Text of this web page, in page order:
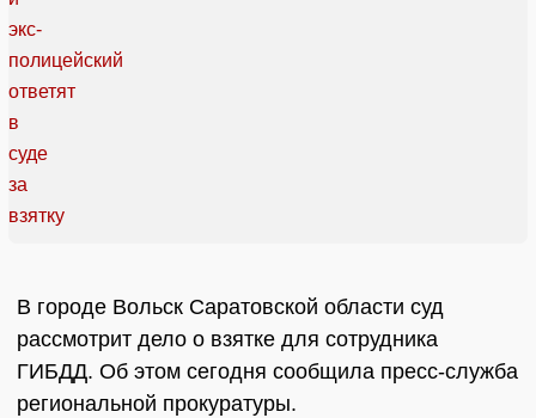
В городе Вольск Саратовской области суд
рассмотрит дело о взятке для сотрудника
ГИБДД. Об этом сегодня сообщила пресс-служба
региональной прокуратуры.